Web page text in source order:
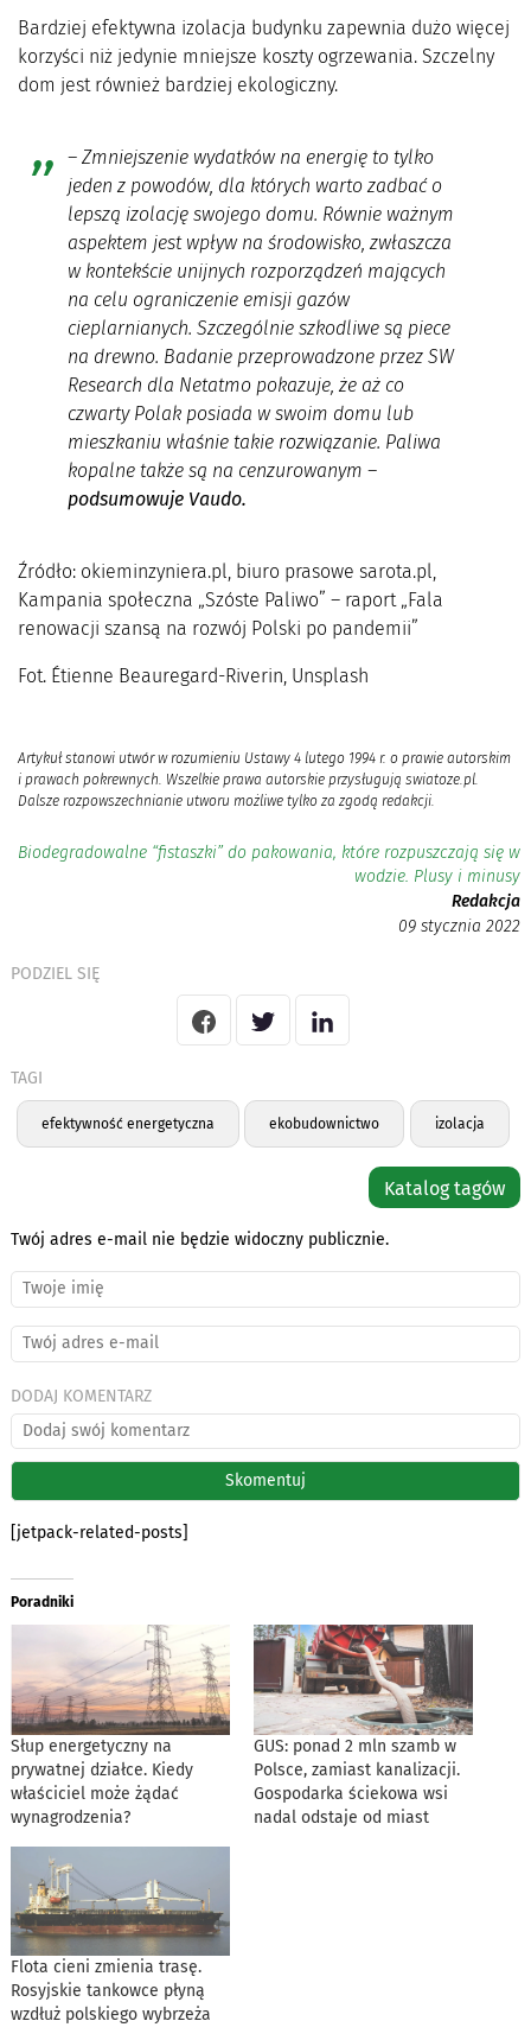
Bardziej efektywna izolacja budynku zapewnia dużo więcej
korzyści niż jedynie mniejsze koszty ogrzewania. Szczelny
dom jest również bardziej ekologiczny.
– Zmniejszenie wydatków na energię to tylko
jeden z powodów, dla których warto zadbać o
lepszą izolację swojego domu. Równie ważnym
aspektem jest wpływ na środowisko, zwłaszcza
w kontekście unijnych rozporządzeń mających
na celu ograniczenie emisji gazów
cieplarnianych. Szczególnie szkodliwe są piece
na drewno. Badanie przeprowadzone przez SW
Research dla Netatmo pokazuje, że aż co
czwarty Polak posiada w swoim domu lub
mieszkaniu właśnie takie rozwiązanie. Paliwa
kopalne także są na cenzurowanym –
podsumowuje Vaudo.
Źródło: okieminzyniera.pl, biuro prasowe sarota.pl,
Kampania społeczna „Szóste Paliwo” – raport „Fala
renowacji szansą na rozwój Polski po pandemii”
Fot. Étienne Beauregard-Riverin, Unsplash
Artykuł stanowi utwór w rozumieniu Ustawy 4 lutego 1994 r. o prawie autorskim
i prawach pokrewnych. Wszelkie prawa autorskie przysługują swiatoze.pl.
Dalsze rozpowszechnianie utworu możliwe tylko za zgodą redakcji.
Biodegradowalne “fistaszki” do pakowania, które rozpuszczają się w
wodzie. Plusy i minusy
Redakcja
09 stycznia 2022
PODZIEL SIĘ
TAGI
efektywność energetyczna ekobudownictwo izolacja
Katalog tagów
Twój adres e-mail nie będzie widoczny publicznie.
DODAJ KOMENTARZ
[jetpack-related-posts]
Poradniki
Słup energetyczny na
prywatnej działce. Kiedy
właściciel może żądać
wynagrodzenia?
GUS: ponad 2 mln szamb w
Polsce, zamiast kanalizacji.
Gospodarka ściekowa wsi
nadal odstaje od miast
Flota cieni zmienia trasę.
Rosyjskie tankowce płyną
wzdłuż polskiego wybrzeża